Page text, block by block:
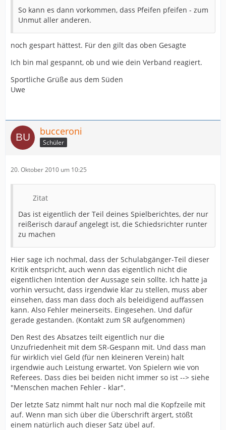
So kann es dann vorkommen, dass Pfeifen pfeifen - zum
Unmut aller anderen.
noch gespart hättest. Für den gilt das oben Gesagte
Ich bin mal gespannt, ob und wie dein Verband reagiert.
Sportliche Grüße aus dem Süden
Uwe
bucceroni
Schüler
20. Oktober 2010 um 10:25
Zitat
Das ist eigentlich der Teil deines Spielberichtes, der nur
reißerisch darauf angelegt ist, die Schiedsrichter runter
zu machen
Hier sage ich nochmal, dass der Schulabgänger-Teil dieser
Kritik entspricht, auch wenn das eigentlich nicht die
eigentlichen Intention der Aussage sein sollte. Ich hatte ja
vorhin versucht, dass irgendwie klar zu stellen, muss aber
einsehen, dass man dass doch als beleidigend auffassen
kann. Also Fehler meinerseits. Eingesehen. Und dafür
gerade gestanden. (Kontakt zum SR aufgenommen)
Den Rest des Absatzes teilt eigentlich nur die
Unzufriedenheit mit dem SR-Gespann mit. Und dass man
für wirklich viel Geld (für nen kleineren Verein) halt
irgendwie auch Leistung erwartet. Von Spielern wie von
Referees. Dass dies bei beiden nicht immer so ist --> siehe
"Menschen machen Fehler - klar".
Der letzte Satz nimmt halt nur noch mal die Kopfzeile mit
auf. Wenn man sich über die Überschrift ärgert, stößt
einem natürlich auch dieser Satz übel auf.